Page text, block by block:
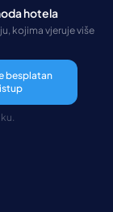
hotela
kojima vjeruje više
besplatan